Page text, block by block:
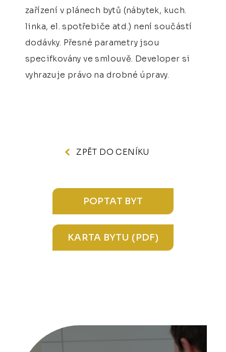
zařízení v plánech bytů (nábytek, kuch.
linka, el. spotřebiče atd.) není součástí
dodávky. Přesné parametry jsou
specifkovány ve smlouvě. Developer si
vyhrazuje právo na drobné úpravy.
ZPĚT DO CENÍKU
POPTAT BYT
KARTA BYTU (PDF)